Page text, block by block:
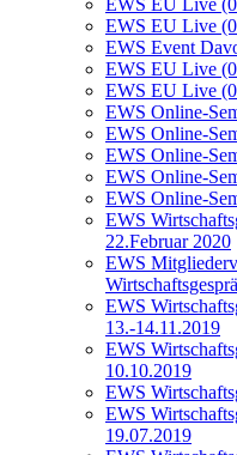
EWS EU Live
EWS EU Live
EWS Event
EWS EU Live
EWS EU Live
EWS Online-
EWS Online-
EWS Online-
EWS Online-
EWS Online-
EWS
22.Februar 2020
EWS
EWS
13.-14.11.2019
EWS
10.10.2019
EWS
EWS
19.07.2019